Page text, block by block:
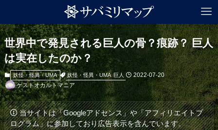
世界中で発見される巨人の骨？痕跡？ 巨人
は実在したのか？
妖怪・怪異・UMA 妖怪・怪異・UMA 巨人
2022-07-20
ゲストオカルトマニア
当サイトは「Googleアドセンス」や「アフィリエイトプ
ログラム」に参加しており広告表示を含んでいます。